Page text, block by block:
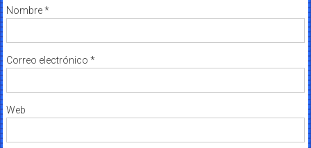
Nombre*
Correo electrónico *
Web